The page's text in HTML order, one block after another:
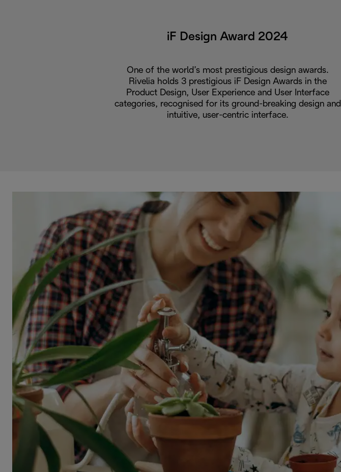
iF Design Award 2024
One of the world’s most prestigious design awards.
Rivelia holds 3 prestigious iF Design Awards in the
Product Design, User Experience and User Interface
categories, recognised for its ground-breaking design and
intuitive, user-centric interface.